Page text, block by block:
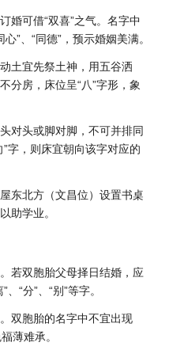
婚可借“双喜”之气。名字中
心”、“同德”，预示婚姻美满。
土宜先祭土神，用五谷洒
分房，床位呈“八”字形，象
对头或脚对脚，不可并排同
字，则床宜朝向该字对应的
东北方（文昌位）设置书桌
助学业。
若双胞胎父母择日结婚，应
“分”、“别”等字。
双胞胎的名字中不宜出现
薄难承。